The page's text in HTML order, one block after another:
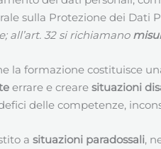
sulla Protezione dei Dati
all’art. 32 si richiamano
la formazione costituisce
errare e creare situazioni
delle competenze,
a situazioni paradossali,